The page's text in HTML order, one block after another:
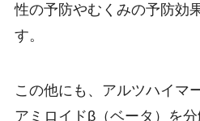
性の予防やむくみの予防効
す。
この他にも、アルツハイマ
アミロイドβ（ベータ）を